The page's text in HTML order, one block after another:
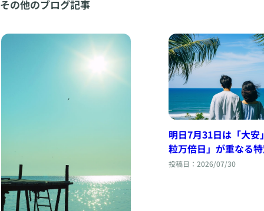
その他のブログ記事
明日7月31日は「大安
粒万倍日」が重なる
日。人生を変える一
投稿日：2026/07/30